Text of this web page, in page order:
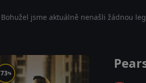
Bohužel jsme aktuálně nenašli žádnou
73%